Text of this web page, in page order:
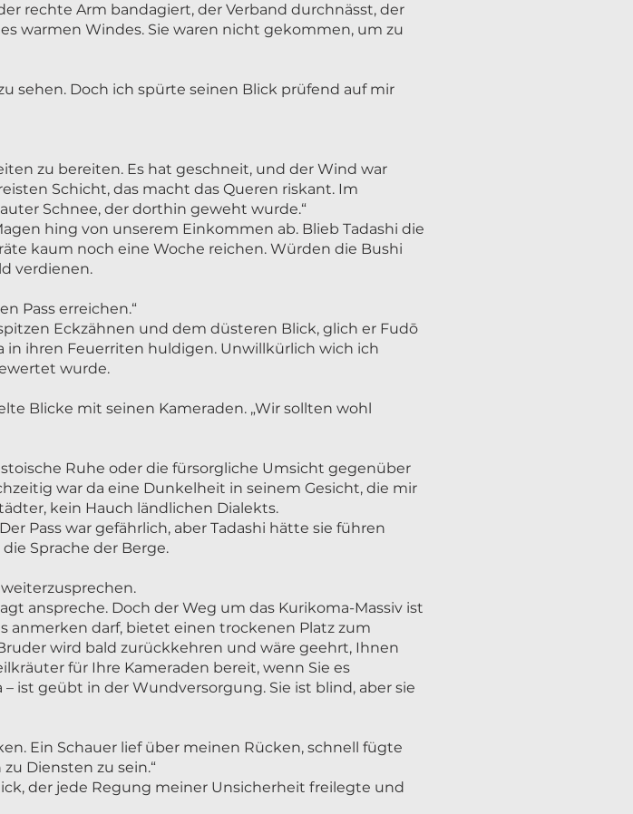
rechte Arm bandagiert, der Verband durchnässt, der
warmen Windes. Sie waren nicht gekommen, um zu
sehen. Doch ich spürte seinen Blick prüfend auf mir
zu bereiten. Es hat geschneit, und der Wind war
Schicht, das macht das Queren riskant. Im
Schnee, der dorthin geweht wurde.“
hing von unserem Einkommen ab. Blieb Tadashi die
kaum noch eine Woche reichen. Würden die Bushi
verdienen.
Pass erreichen.“
Eckzähnen und dem düsteren Blick, glich er Fudō
in ihren Feuerriten huldigen. Unwillkürlich wich ich
wurde.
Blicke mit seinen Kameraden. „Wir sollten wohl
Ruhe oder die fürsorgliche Umsicht gegenüber
war da eine Dunkelheit in seinem Gesicht, die mir
kein Hauch ländlichen Dialekts.
Pass war gefährlich, aber Tadashi hätte sie führen
Sprache der Berge.
anspreche. Doch der Weg um das Kurikoma-Massiv ist
anmerken darf, bietet einen trockenen Platz zum
wird bald zurückkehren und wäre geehrt, Ihnen
für Ihre Kameraden bereit, wenn Sie es
ist geübt in der Wundversorgung. Sie ist blind, aber sie
Ein Schauer lief über meinen Rücken, schnell fügte
Diensten zu sein.“
der jede Regung meiner Unsicherheit freilegte und